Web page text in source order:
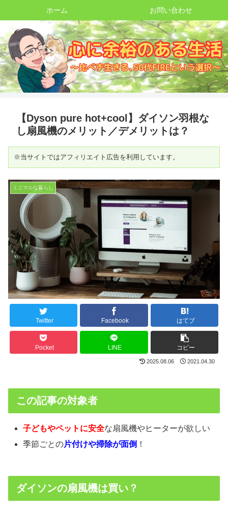
ホーム お問い合わせ
【Dyson pure hot+cool】ダイソン羽根な
し扇風機のメリット／デメリットは？
※当サイトではアフィリエイト広告を利用しています。
ミニマルな暮らし
Twitter Facebook はてブ
Pocket LINE コピー
2025.08.06 2021.04.30
この記事の対象者
子どもやペットに安全な扇風機やヒーターが欲しい
季節ごとの片付けや掃除が面倒 ！
ダイソンの扇風機は買い？